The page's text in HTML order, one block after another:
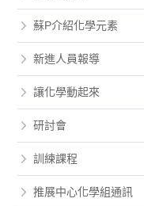
蘇P介紹化學元素
新進人員報導
讓化學動起來
研討會
訓練課程
推展中心化學組通訊